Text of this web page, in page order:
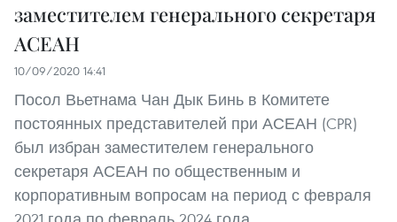
заместителем генерального секретаря
АСЕАН
10/09/2020 14:41
Посол Вьетнама Чан Дык Бинь в Комитете
постоянных представителей при АСЕАН (CPR)
был избран заместителем генерального
секретаря АСЕАН по общественным и
корпоративным вопросам на период с февраля